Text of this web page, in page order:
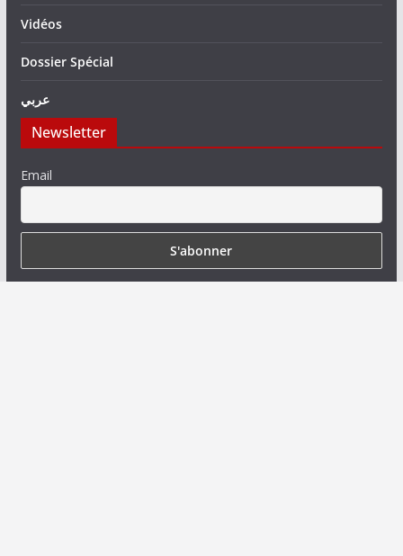
Vidéos
Dossier Spécial
عربي
Newsletter
Email